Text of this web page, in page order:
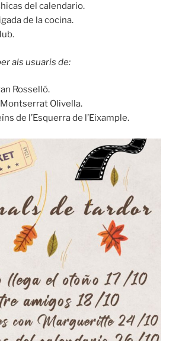
del calendario.
de la cocina.
als usuaris de:
Rosselló.
Olivella.
de l’Esquerra de l’Eixample.